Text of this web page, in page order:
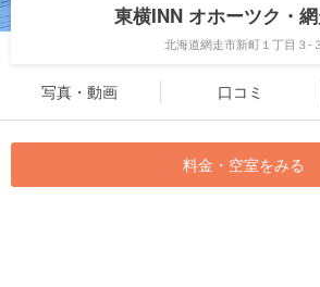
東横INN オホーツク・
北海道網走市新町１丁目３-
写真・動画 口コミ
料金・空室をみる